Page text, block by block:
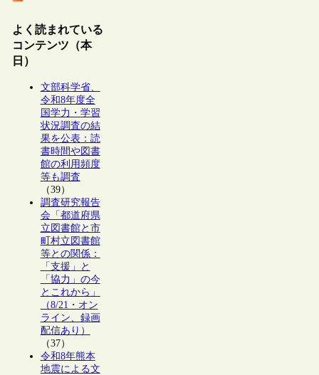
よく読まれている
コンテンツ（本
日）
文部科学省、
令和8年度全
国学力・学習
状況調査の結
果を公表：読
書時間や図書
館の利用頻度
等も調査
（39）
調査研究報告
会「都道府県
立図書館と市
町村立図書館
等との関係：
「支援」と
「協力」の今
とこれから」
（8/21・オン
ライン、録画
配信あり）
（37）
令和8年熊本
地震による文